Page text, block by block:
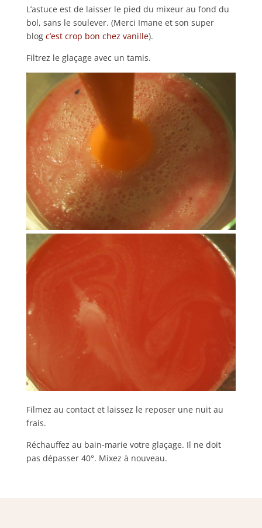
L’astuce est de laisser le pied du mixeur au fond du
bol, sans le soulever. (Merci Imane et son super
blog c’est crop bon chez vanille).
Filtrez le glaçage avec un tamis.
Filmez au contact et laissez le reposer une nuit au
frais.
Réchauffez au bain-marie votre glaçage. Il ne doit
pas dépasser 40°. Mixez à nouveau.